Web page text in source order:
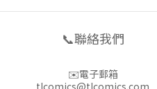
📞聯絡我們
✉️電子郵箱
tlcomics@tlcomics.com